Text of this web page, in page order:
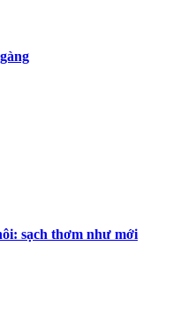
sạch thơm như mới